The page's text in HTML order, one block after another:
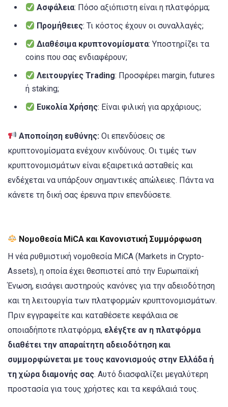
Ασφάλεια: Πόσο αξιόπιστη είναι η πλατφόρμα;
Προμήθειες: Τι κόστος έχουν οι συναλλαγές;
Διαθέσιμα κρυπτονομίσματα: Υποστηρίζει τα
coins που σας ενδιαφέρουν;
Λειτουργίες Trading: Προσφέρει margin, futures
ή staking;
Ευκολία Χρήσης: Είναι φιλική για αρχάριους;
Αποποίηση ευθύνης: Οι επενδύσεις σε
κρυπτονομίσματα ενέχουν κινδύνους. Οι τιμές των
κρυπτονομισμάτων είναι εξαιρετικά ασταθείς και
ενδέχεται να υπάρξουν σημαντικές απώλειες. Πάντα να
κάνετε τη δική σας έρευνα πριν επενδύσετε.
Νομοθεσία MiCA και Κανονιστική Συμμόρφωση
Η νέα ρυθμιστική νομοθεσία MiCA (Markets in Crypto-
Assets), η οποία έχει θεσπιστεί από την Ευρωπαϊκή
Ένωση, εισάγει αυστηρούς κανόνες για την αδειοδότηση
και τη λειτουργία των πλατφορμών κρυπτονομισμάτων.
Πριν εγγραφείτε και καταθέσετε κεφάλαια σε
οποιαδήποτε πλατφόρμα, ελέγξτε αν η πλατφόρμα
διαθέτει την απαραίτητη αδειοδότηση και
συμμορφώνεται με τους κανονισμούς στην Ελλάδα ή
τη χώρα διαμονής σας. Αυτό διασφαλίζει μεγαλύτερη
προστασία για τους χρήστες και τα κεφάλαιά τους.